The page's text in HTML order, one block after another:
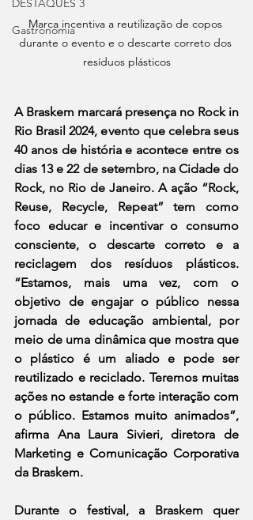
DESTAQUES 3
Gastronomia
Marca incentiva a reutilização de copos
durante o evento e o descarte correto dos
resíduos plásticos
A Braskem marcará presença no Rock in
Rio Brasil 2024, evento que celebra seus
40 anos de história e acontece entre os
dias 13 e 22 de setembro, na Cidade do
Rock, no Rio de Janeiro. A ação “Rock,
Reuse, Recycle, Repeat” tem como
foco educar e incentivar o consumo
consciente, o descarte correto e a
reciclagem dos resíduos plásticos.
“Estamos, mais uma vez, com o
objetivo de engajar o público nessa
jornada de educação ambiental, por
meio de uma dinâmica que mostra que
o plástico é um aliado e pode ser
reutilizado e reciclado. Teremos muitas
ações no estande e forte interação com
o público. Estamos muito animados”,
afirma Ana Laura Sivieri, diretora de
Marketing e Comunicação Corporativa
da Braskem.
Durante o festival, a Braskem quer